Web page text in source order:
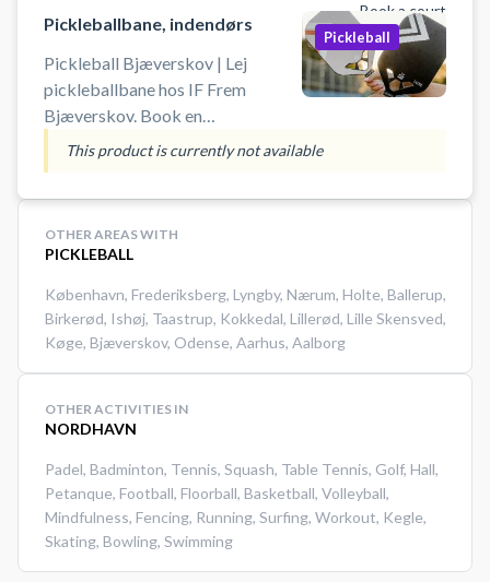
Book a court
Pickleballbane, indendørs
Pickleball Bjæverskov | Lej
pickleballbane hos IF Frem
Bjæverskov. Book en
pickleballbane og spil pickleball i
Bjæverskov på en af de mange
indendørs pickleballbaner i
#Picklebal-bjaeverskov #spil-
Pickleball
This product is currently not available
OTHER AREAS WITH
PICKLEBALL
København, Frederiksberg, Lyngby, Nærum, Holte, Ballerup,
Birkerød, Ishøj, Taastrup, Kokkedal, Lillerød, Lille Skensved,
Køge, Bjæverskov, Odense, Aarhus, Aalborg
OTHER ACTIVITIES IN
NORDHAVN
Padel, Badminton, Tennis, Squash, Table Tennis, Golf, Hall,
Petanque, Football, Floorball, Basketball, Volleyball,
Mindfulness, Fencing, Running, Surfing, Workout, Kegle,
Skating, Bowling, Swimming